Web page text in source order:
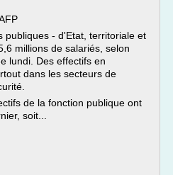
publiques - d'Etat, territoriale et
millions de salariés, selon
lundi. Des effectifs en
dans les secteurs de
de la fonction publique ont
soit...